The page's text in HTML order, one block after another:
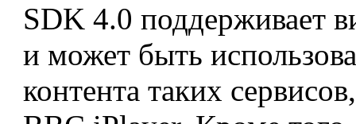
SDK 4.0 поддерживает
и может быть
контента таких